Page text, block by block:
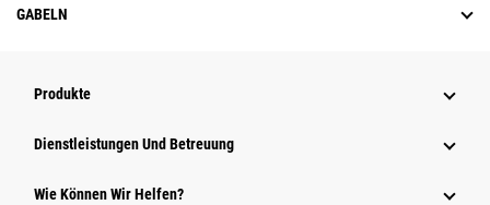
GABELN
Produkte
Dienstleistungen Und Betreuung
Wie Können Wir Helfen?